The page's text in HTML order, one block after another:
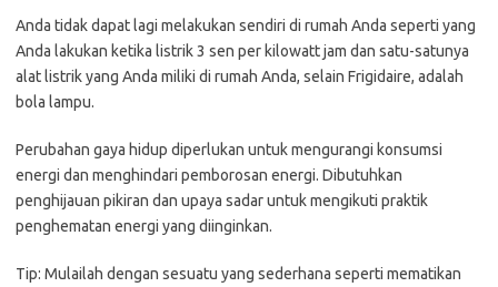
Anda tidak dapat lagi melakukan sendiri di rumah Anda seperti yang
Anda lakukan ketika listrik 3 sen per kilowatt jam dan satu-satunya
alat listrik yang Anda miliki di rumah Anda, selain Frigidaire, adalah
bola lampu.
Perubahan gaya hidup diperlukan untuk mengurangi konsumsi
energi dan menghindari pemborosan energi. Dibutuhkan
penghijauan pikiran dan upaya sadar untuk mengikuti praktik
penghematan energi yang diinginkan.
Tip: Mulailah dengan sesuatu yang sederhana seperti mematikan